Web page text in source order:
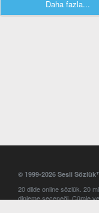
Daha fazla...
© 1999-2026 Sesli
20 dilde online sözlük. 20
dinleme seçeneği. Cümle